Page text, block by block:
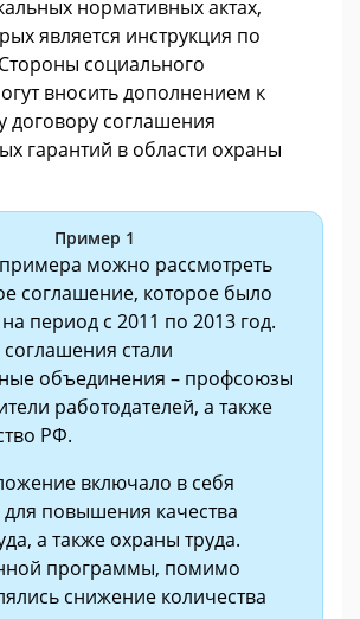
нормативных актах,
является инструкция по
социального
вносить дополнением к
договору соглашения
гарантий в области охраны
Пример 1
примера можно рассмотреть
соглашение, которое было
период с 2011 по 2013 год.
стали
объединения – профсоюзы
работодателей, а также
РФ.
включало в себя
повышения качества
а также охраны труда.
программы, помимо
снижение количества